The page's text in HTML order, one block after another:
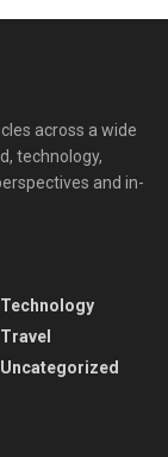
across a wide
technology,
and in-
Technology
Travel
Uncategorized